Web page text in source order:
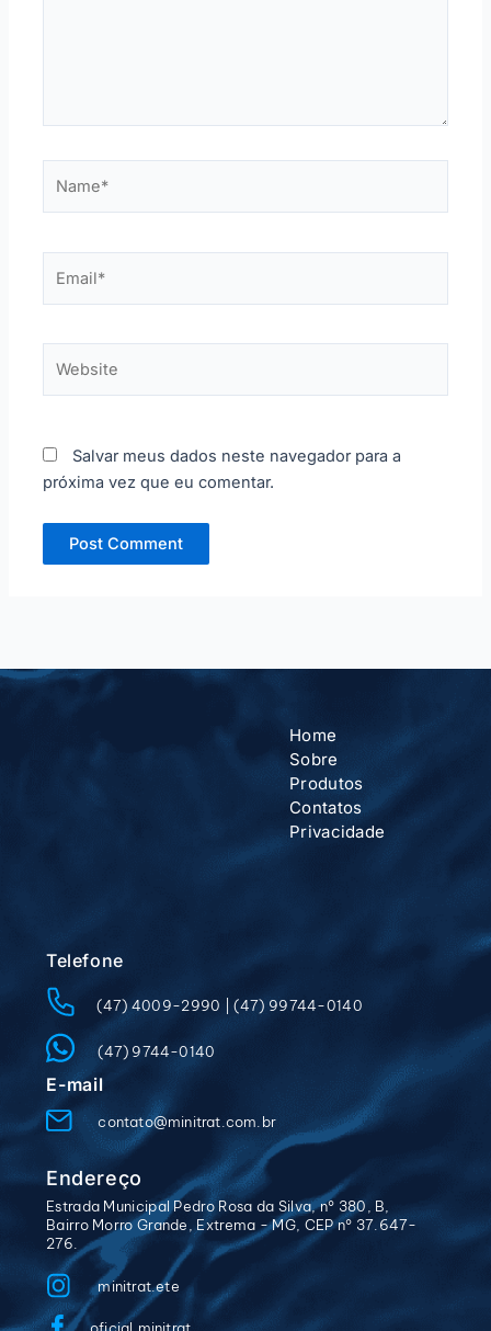
Salvar meus dados neste navegador para a
próxima vez que eu comentar.
Home
Sobre
Produtos
Contatos
Privacidade
Telefone
(47) 4009-2990 |(47) 99744-0140
(47) 9744-0140
E-mail
contato@minitrat.com.br
Endereço
Estrada Municipal Pedro Rosa da Silva, n° 380, B,
Bairro Morro Grande, Extrema - MG, CEP n° 37.647-
276.
minitrat.ete